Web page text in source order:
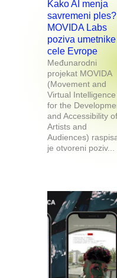
Kako AI menja
savremeni ples?
MOVIDA Labs
poziva umetnike
cele Evrope
Međunarodni
projekat MOVIDA
(Movement and
Virtual Intelligence
for the
and Accessibility of
Artists and
Audiences)
je otvoreni poziv...